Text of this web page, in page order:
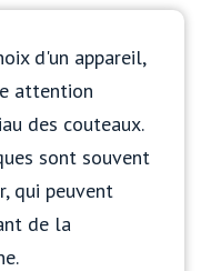
d'un appareil,
attention
des couteaux.
sont souvent
qui peuvent
de la